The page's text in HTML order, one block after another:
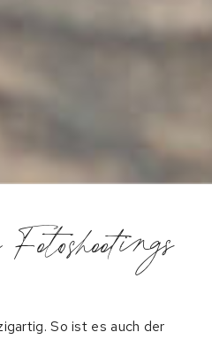
Fotoshootings
So ist es auch der